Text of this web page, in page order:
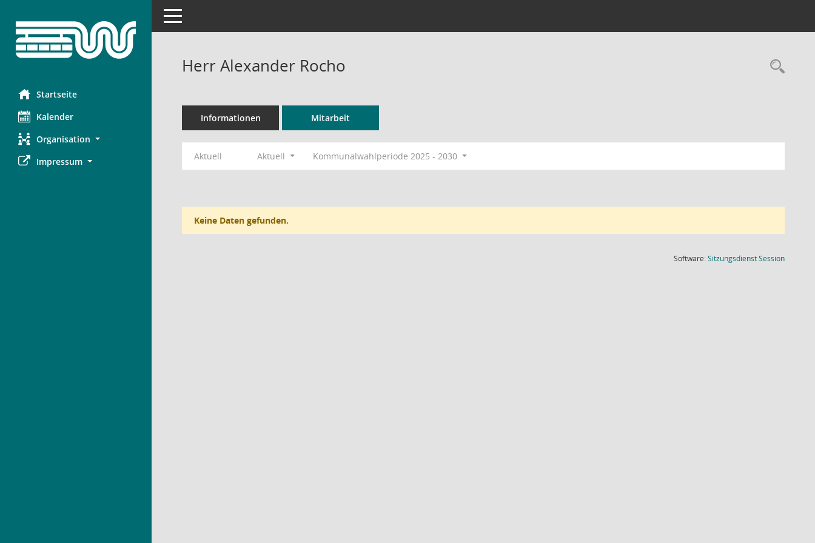
Startseite
Kalender
Organisation
Impressum
Toggle navigation
Herr Alexander Rocho
Informationen Mitarbeit
Aktuell Aktuell Kommunalwahlperiode 2025 - 2030
Keine Daten gefunden.
Software:SitzungsdienstSession(Wird in